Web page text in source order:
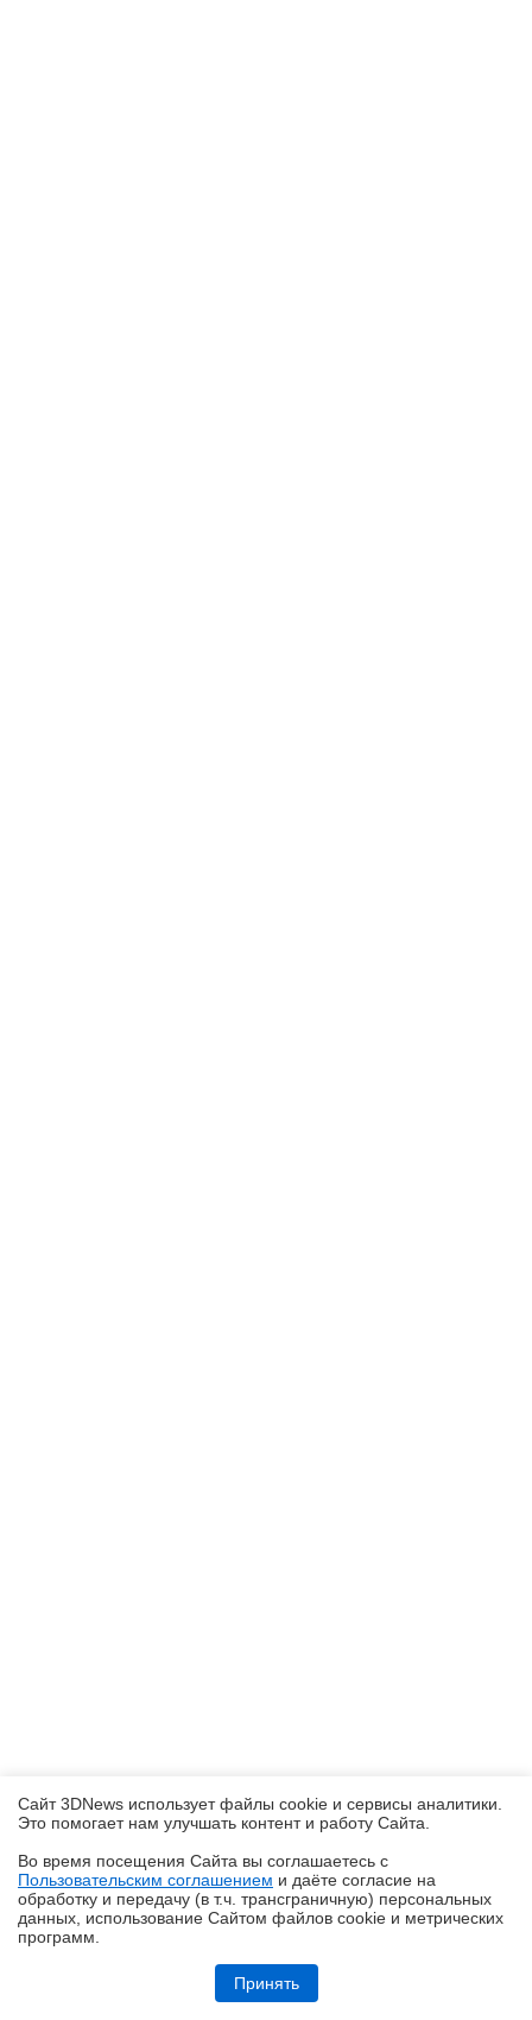
Обзор Midea VCR V15 EVO ULTRA: я просто хорошо убираю любое
Сайт 3DNews использует файлы cookie и сервисы аналитики.
Это помогает нам улучшать контент и работу Cайта.
Во время посещения Cайта вы соглашаетесь с
Пользовательским соглашением и даёте согласие на
обработку и передачу (в т.ч. трансграничную) персональных
данных, использование Cайтом файлов cookie и метрических
программ.
Принять